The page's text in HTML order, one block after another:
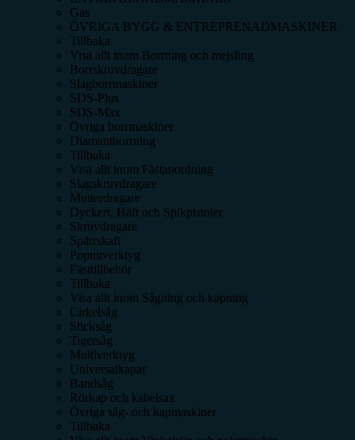
Gas
ÖVRIGA BYGG & ENTREPRENADMASKINER
Tillbaka
Visa allt inom Borrning och mejsling
Borrskruvdragare
Slagborrmaskiner
SDS-Plus
SDS-Max
Övriga borrmaskiner
Diamantborrning
Tillbaka
Visa allt inom Fästanordning
Slagskruvdragare
Mutterdragare
Dyckert, Häft och Spikpistoler
Skruvdragare
Spärrskaft
Popnitverktyg
Fästtillbehör
Tillbaka
Visa allt inom Sågning och kapning
Cirkelsåg
Sticksåg
Tigersåg
Multiverktyg
Universalkapar
Bandsåg
Rörkap och kabelsax
Övriga såg- och kapmaskiner
Tillbaka